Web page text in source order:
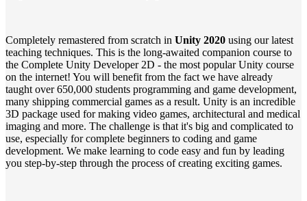
Completely remastered from scratch in Unity 2020 using our latest
teaching techniques. This is the long-awaited companion course to
the Complete Unity Developer 2D - the most popular Unity course
on the internet! You will benefit from the fact we have already
taught over 650,000 students programming and game development,
many shipping commercial games as a result. Unity is an incredible
3D package used for making video games, architectural and medical
imaging and more. The challenge is that it's big and complicated to
use, especially for complete beginners to coding and game
development. We make learning to code easy and fun by leading
you step-by-step through the process of creating exciting games.